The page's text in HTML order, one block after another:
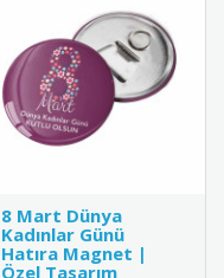
8 Mart Dünya
Kadınlar Günü
Hatıra Magnet |
Özel Tasarım